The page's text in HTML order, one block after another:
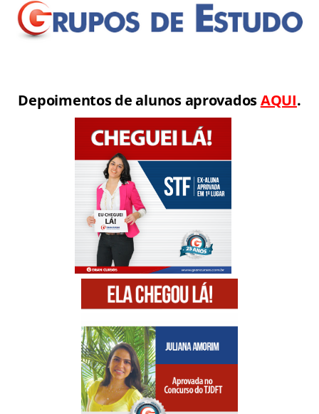
Depoimentos de alunos aprovadosAQUI.